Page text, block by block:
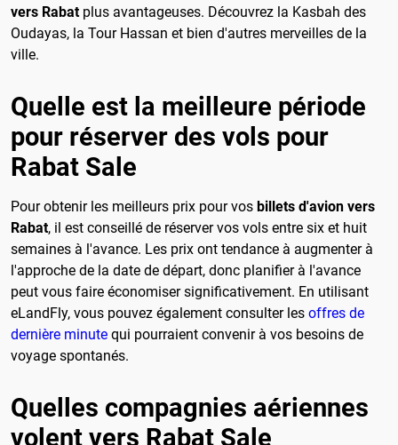
vers Rabatplus avantageuses. Découvrez la Kasbah des
Oudayas, la Tour Hassan et bien d'autres merveilles de la
ville.
Quelle est la meilleure période
pour réserver des vols pour
Rabat Sale
Pour obtenir les meilleurs prix pour vos billets d'avion vers
Rabat, il est conseillé de réserver vos vols entre six et huit
semaines à l'avance. Les prix ont tendance à augmenter à
l'approche de la date de départ, donc planifier à l'avance
peut vous faire économiser significativement. En utilisant
eLandFly, vous pouvez également consulter les offres de
dernière minute qui pourraient convenir à vos besoins de
voyage spontanés.
Quelles compagnies aériennes
volent vers Rabat Sale